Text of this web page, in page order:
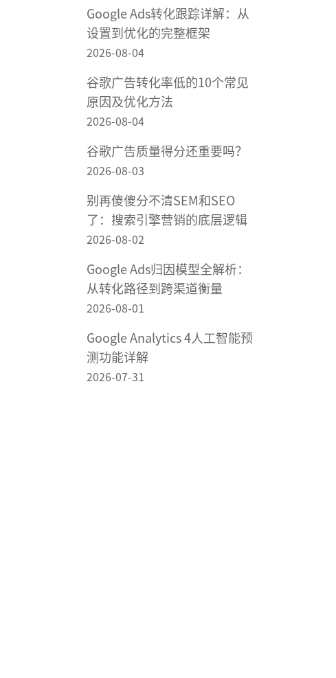
Google Ads转化跟踪详解：从
设置到优化的完整框架
2026-08-04
谷歌广告转化率低的10个常见
原因及优化方法
2026-08-04
谷歌广告质量得分还重要吗？
2026-08-03
别再傻傻分不清SEM和SEO
了：搜索引擎营销的底层逻辑
2026-08-02
Google Ads归因模型全解析：
从转化路径到跨渠道衡量
2026-08-01
Google Analytics 4人工智能预
测功能详解
2026-07-31